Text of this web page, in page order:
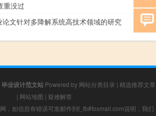
重没过
文针对多降解系统高技术领域的研究
毕业设计范文站Powered by 网站分类目录 | 精选推荐文章
| 网站地图 | 疑难解答
，如信息有错误可发邮件到f_fb#foxmail.com说明，我们